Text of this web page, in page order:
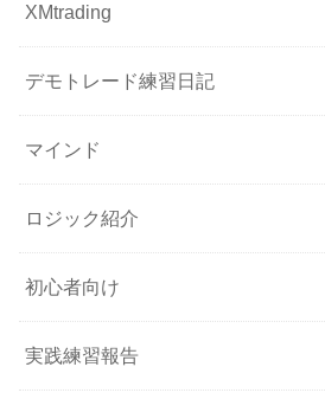
XMtrading
デモトレード練習日記
マインド
ロジック紹介
初心者向け
実践練習報告